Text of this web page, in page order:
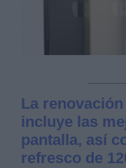
La
incluye las
pantalla, así
refresco de